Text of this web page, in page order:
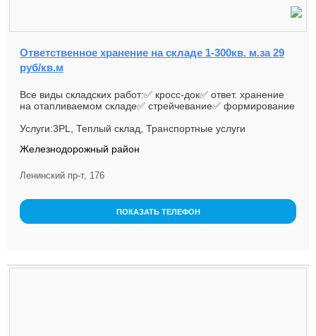
Ответственное хранение на складе 1-300кв. м.за 29
руб/кв.м
Все виды складских работ:✅ кросс-док✅ ответ. хранение
на отапливаемом складе✅ стрейчевание✅ формирование
Услуги:3PL, Теплый склад, Транспортные услуги
Железнодорожный район
Ленинский пр-т, 176
ПОКАЗАТЬ ТЕЛЕФОН